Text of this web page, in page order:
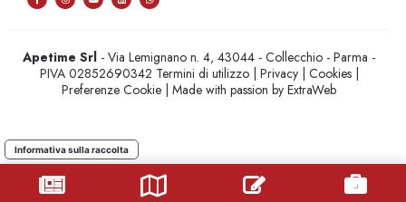
Apetime Srl - Via Lemignano n. 4, 43044 - Collecchio - Parma -
PIVA 02852690342 Termini di utilizzo| Privacy| Cookies|
Preferenze Cookie | Made with passion byExtraWeb
Informativa sulla raccolta